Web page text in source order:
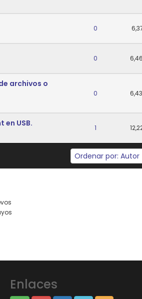
0
0
archivos o
0
en USB. 1
Enlaces